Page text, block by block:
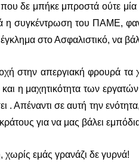
δε μπήκε μπροστά ούτε
η συγκέντρωση του ΠΑΜΕ,
στο Ασφαλιστικό, να
στην απεργιακή φρουρά τα
η μαχητικότητα των
. Απέναντι σε αυτή την
για να μας βάλει
χωρίς εμάς γρανάζι δε γυρνά!